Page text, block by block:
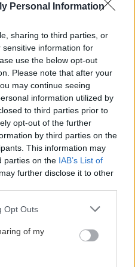
Personal Information
sharing to third parties, or
information for
use the below opt-out
Please note that after your
may continue seeing
information utilized by
to third parties prior to
opt-out of the further
by third parties on the
This information may
parties on the IAB’s List of
further disclose it to other
uses one or more Google
behaviour. You may click to
and its third-party tags to
purposes in below Google
Opt Outs
of my
από τις μεγαλύτερες και
ελληνική εταιρία,
Union Group και
αυτοκινήτων Geely και
δεσμεύεται να
βιώσιμα οχήματα
στην ανάπτυξη
παροχή εξαιρετικής
πελάτες της. Η GEO
να διαδραματίσει